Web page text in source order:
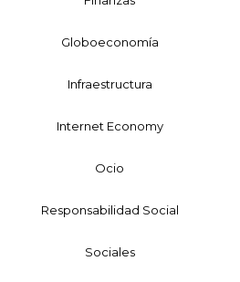
Globoeconomía
Infraestructura
Internet Economy
Ocio
Responsabilidad Social
Sociales